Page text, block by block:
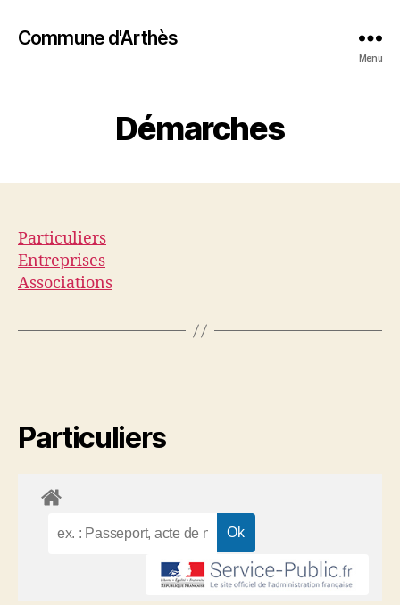
Commune d'Arthès
Menu
Démarches
Particuliers
Entreprises
Associations
Particuliers